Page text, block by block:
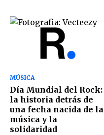
MÚSICA
Día Mundial del Rock:
la historia detrás de
una fecha nacida de la
música y la
solidaridad